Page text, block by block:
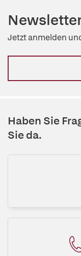
Jetzt anmelden
Haben Sie
Sie da.